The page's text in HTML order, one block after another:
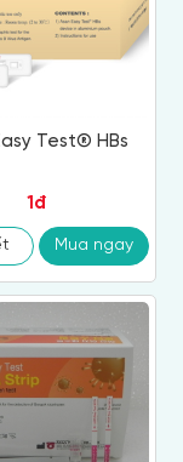
Test® HBs
1đ
Mua ngay